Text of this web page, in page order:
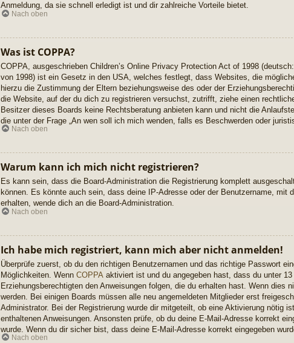
Anmeldung, da sie schnell erledigt ist und dir zahlreiche Vorteile bietet.
Nach oben
Was ist COPPA?
COPPA, ausgeschrieben Children’s Online Privacy Protection Act of 1998
von 1998) ist ein Gesetz in den USA, welches festlegt, dass Websites, die
hierzu die Zustimmung der Eltern beziehungsweise des oder der
die Website, auf der du dich zu registrieren versuchst, zutrifft, ziehe einen
Besitzer dieses Boards keine Rechtsberatung anbieten kann und nicht die
die unter der Frage „An wen soll ich mich wenden, falls es Beschwerden oder
Nach oben
Warum kann ich mich nicht registrieren?
Es kann sein, dass die Board-Administration die Registrierung komplett
können. Es könnte auch sein, dass deine IP-Adresse oder der Benutzername,
erhalten, wende dich an die Board-Administration.
Nach oben
Ich habe mich registriert, kann mich aber nicht anmelden!
Überprüfe zuerst, ob du den richtigen Benutzernamen und das richtige Passwort
Möglichkeiten. Wenn COPPA aktiviert ist und du angegeben hast, dass du unter
Erziehungsberechtigten den Anweisungen folgen, die du erhalten hast. Wenn
werden. Bei einigen Boards müssen alle neu angemeldeten Mitglieder erst
Administrator. Bei der Registrierung wurde dir mitgeteilt, ob eine Aktivierung nötig
enthaltenen Anweisungen. Ansonsten prüfe, ob du deine E-Mail-Adresse korrekt
wurde. Wenn du dir sicher bist, dass deine E-Mail-Adresse korrekt eingegeben
Nach oben